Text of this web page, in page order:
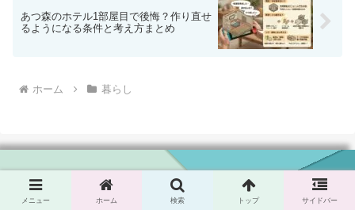
あつ森のホテル1部屋目で後悔？作り直せ
るようになる条件と考え方まとめ
ホーム 暮らし
idea & life
メニュー ホーム 検索 トップ サイドバー